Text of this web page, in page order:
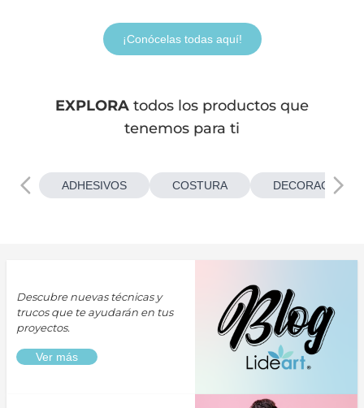
¡Conócelas todas aquí!
EXPLORA todos los productos que
tenemos para ti
ADHESIVOS COSTURA
Descubre nuevas técnicas y
trucos que te ayudarán en tus
proyectos.
Ver más